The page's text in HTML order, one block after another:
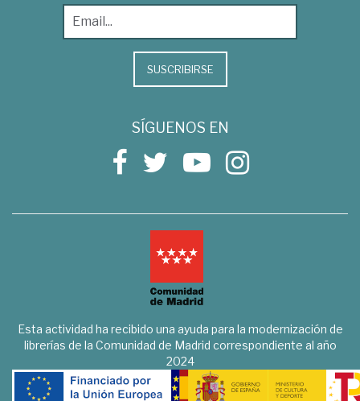
SUSCRIBIRSE
SÍGUENOS EN
Esta actividad ha recibido una ayuda para la modernización de
librerías de la Comunidad de Madrid correspondiente al año
2024